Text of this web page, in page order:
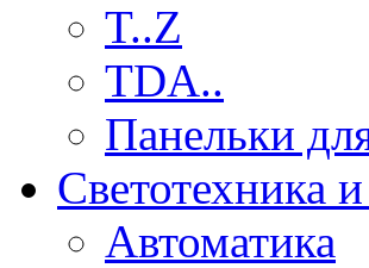
T..Z
TDA..
Панельки
Светотехника
Автоматика